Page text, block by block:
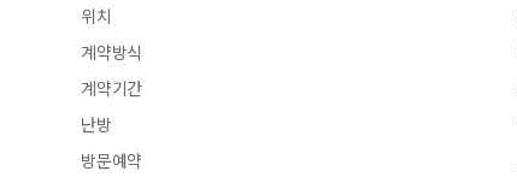
위치
계약방식
계약기간
난방
방문예약